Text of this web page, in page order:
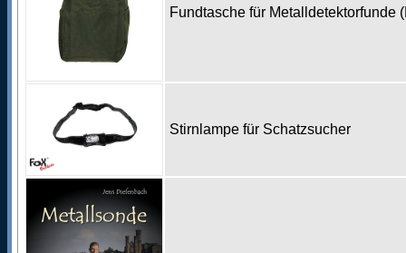
Fundtasche für
Stirnlampe für Schatzsucher